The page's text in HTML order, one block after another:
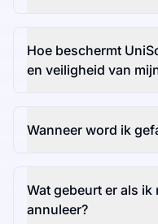
Hoe beschermt
en veiligheid van
Wanneer word ik
Wat gebeurt er als
annuleer?